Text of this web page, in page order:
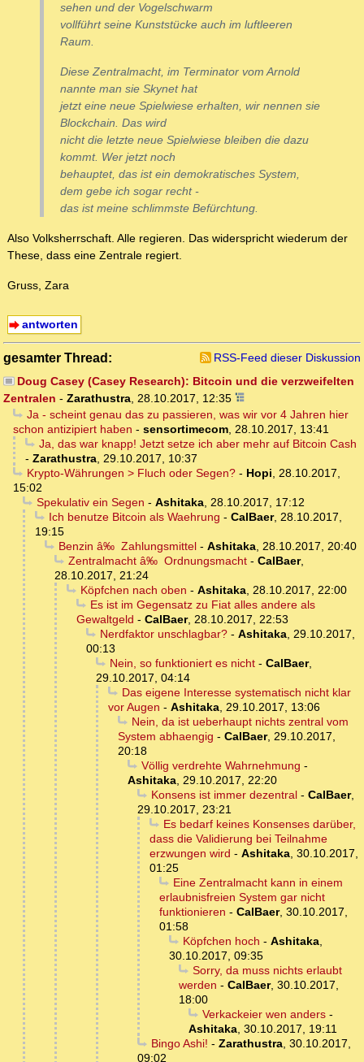
sehen und der Vogelschwarm
vollführt seine Kunststücke auch im luftleeren
Raum.
Diese Zentralmacht, im Terminator vom Arnold
nannte man sie Skynet hat
jetzt eine neue Spielwiese erhalten, wir nennen sie
Blockchain. Das wird
nicht die letzte neue Spielwiese bleiben die dazu
kommt. Wer jetzt noch
behauptet, das ist ein demokratisches System,
dem gebe ich sogar recht -
das ist meine schlimmste Befürchtung.
Also Volksherrschaft. Alle regieren. Das widerspricht wiederum der
These, dass eine Zentrale regiert.
Gruss, Zara
antworten
gesamter Thread:
RSS-Feed dieser Diskussion
Doug Casey (Casey Research): Bitcoin und die verzweifelten
Zentralen - Zarathustra, 28.10.2017, 12:35
Ja - scheint genau das zu passieren, was wir vor 4 Jahren hier
schon antizipiert haben - sensortimecom, 28.10.2017, 13:41
Ja, das war knapp! Jetzt setze ich aber mehr auf Bitcoin Cash
- Zarathustra, 29.10.2017, 10:37
Krypto-Währungen > Fluch oder Segen?- Hopi, 28.10.2017,
15:02
Spekulativ ein Segen - Ashitaka, 28.10.2017, 17:12
Ich benutze Bitcoin als Waehrung - CalBaer, 28.10.2017,
19:15
Benzin â‰ Zahlungsmittel- Ashitaka, 28.10.2017, 20:40
Zentralmacht â‰ Ordnungsmacht- CalBaer,
28.10.2017, 21:24
Köpfchen nach oben - Ashitaka, 28.10.2017, 22:00
Es ist im Gegensatz zu Fiat alles andere als
Gewaltgeld - CalBaer, 28.10.2017, 22:53
Nerdfaktor unschlagbar?- Ashitaka, 29.10.2017,
00:13
Nein, so funktioniert es nicht- CalBaer,
29.10.2017, 04:14
Das eigene Interesse systematisch nicht klar
vor Augen - Ashitaka, 29.10.2017, 13:06
Nein, da ist ueberhaupt nichts zentral vom
System abhaengig - CalBaer, 29.10.2017,
20:18
Völlig verdrehte Wahrnehmung -
Ashitaka, 29.10.2017, 22:20
Konsens ist immer dezentral- CalBaer,
29.10.2017, 23:21
Es bedarf keines Konsenses darüber,
dass die Validierung bei Teilnahme
erzwungen wird - Ashitaka, 30.10.2017,
01:25
Eine Zentralmacht kann in einem
erlaubnisfreien System gar nicht
funktionieren - CalBaer, 30.10.2017,
01:58
Köpfchen hoch - Ashitaka,
30.10.2017, 09:35
Sorry, da muss nichts erlaubt
werden - CalBaer, 30.10.2017,
18:00
Verkackeier wen anders-
Ashitaka, 30.10.2017, 19:11
Bingo Ashi! - Zarathustra, 30.10.2017,
09:02